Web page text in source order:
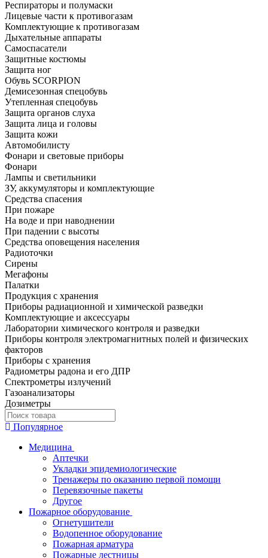
Респираторы и полумаски
Лицевые части к противогазам
Комплектующие к противогазам
Дыхательные аппараты
Самоспасатели
Защитные костюмы
Защита ног
Обувь SCORPION
Демисезонная спецобувь
Утепленная спецобувь
Защита органов слуха
Защита лица и головы
Защита кожи
Автомобилисту
Фонари и световые приборы
Фонари
Лампы и светильники
ЗУ, аккумуляторы и комплектующие
Средства спасения
При пожаре
На воде и при наводнении
При падении с высоты
Средства оповещения населения
Радиоточки
Сирены
Мегафоны
Палатки
Продукция с хранения
Приборы радиационной и химической разведки
Комплектующие и аксессуары
Лаборатории химического контроля и разведки
Приборы контроля электромагнитных полей и физических
факторов
Приборы с хранения
Радиометры радона и его ДПР
Спектрометры излучений
Газоанализаторы
Дозиметры
Популярное
Медицина
Аптечки
Укладки эпидемиологические
Тренажеры по оказанию первой помощи
Перевязочные пакеты
Другое
Пожарное оборудование
Огнетушители
Водопенное оборудование
Пожарная арматура
Пожарные лестницы